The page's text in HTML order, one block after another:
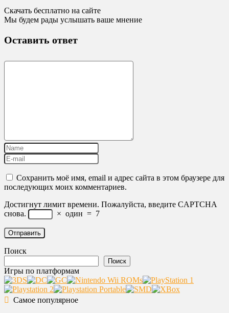
Скачать бесплатно на сайте
Мы будем рады услышать ваше мнение
Оставить ответ
Сохранить моё имя, email и адрес сайта в этом браузере для
последующих моих комментариев.
Достигнут лимит времени. Пожалуйста, введите CAPTCHA
снова.
× один = 7
Поиск
Поиск
Игры по платформам
Самое популярное